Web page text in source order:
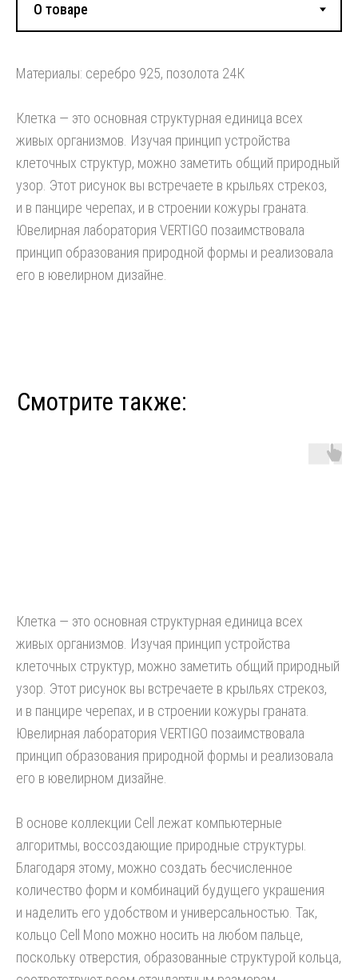
Материалы: серебро 925, позолота 24К
Клетка — это основная структурная единица всех
живых организмов. Изучая принцип устройства
клеточных структур, можно заметить общий природный
узор. Этот рисунок вы встречаете в крыльях стрекоз,
и в панцире черепах, и в строении кожуры граната.
Ювелирная лаборатория VERTIGO позаимствовала
принцип образования природной формы и реализовала
его в ювелирном дизайне.
Клетка — это основная структурная единица всех
живых организмов. Изучая принцип устройства
клеточных структур, можно заметить общий природный
узор. Этот рисунок вы встречаете в крыльях стрекоз,
и в панцире черепах, и в строении кожуры граната.
Ювелирная лаборатория VERTIGO позаимствовала
принцип образования природной формы и реализовала
его в ювелирном дизайне.
В основе коллекции Cell лежат компьютерные
алгоритмы, воссоздающие природные структуры.
Благодаря этому, можно создать бесчисленное
количество форм и комбинаций будущего украшения
и наделить его удобством и универсальностью. Так,
кольцо Cell Mono можно носить на любом пальце,
поскольку отверстия, образованные структурой кольца,